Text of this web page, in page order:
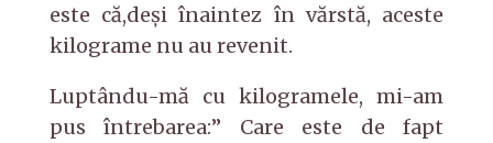
este că,deși înaintez în vărstă, aceste
kilograme nu au revenit.
Luptându-mă cu kilogramele, mi-am
pus întrebarea:” Care este de fapt